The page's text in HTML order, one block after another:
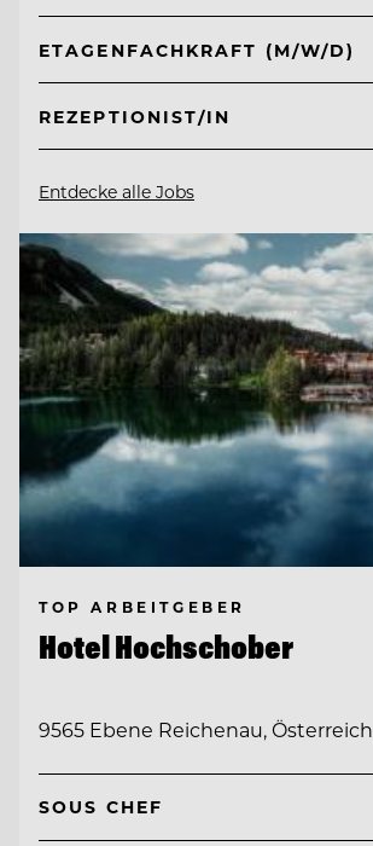
ETAGENFACHKRAFT (M/W/D)
REZEPTIONIST/IN
Entdecke alle Jobs
TOP ARBEITGEBER
Hotel Hochschober
9565 Ebene Reichenau, Österreich
SOUS CHEF